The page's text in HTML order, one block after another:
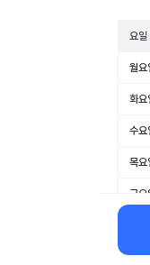
요일
월요
화요
수요
목요
금요
일요